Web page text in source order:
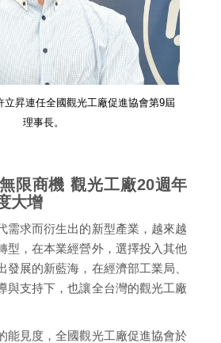
昇連任全國觀光工廠促進協會第9屆
理事長。
限商機 觀光工廠20週年
大增
需求而衍生出的新型產業，越來越
型，在本業經營外，選擇投入其他
發展的新藍海，在經濟部工業局、
與支持下，也讓全台灣的觀光工廠
能見度，全國觀光工廠促進協會於